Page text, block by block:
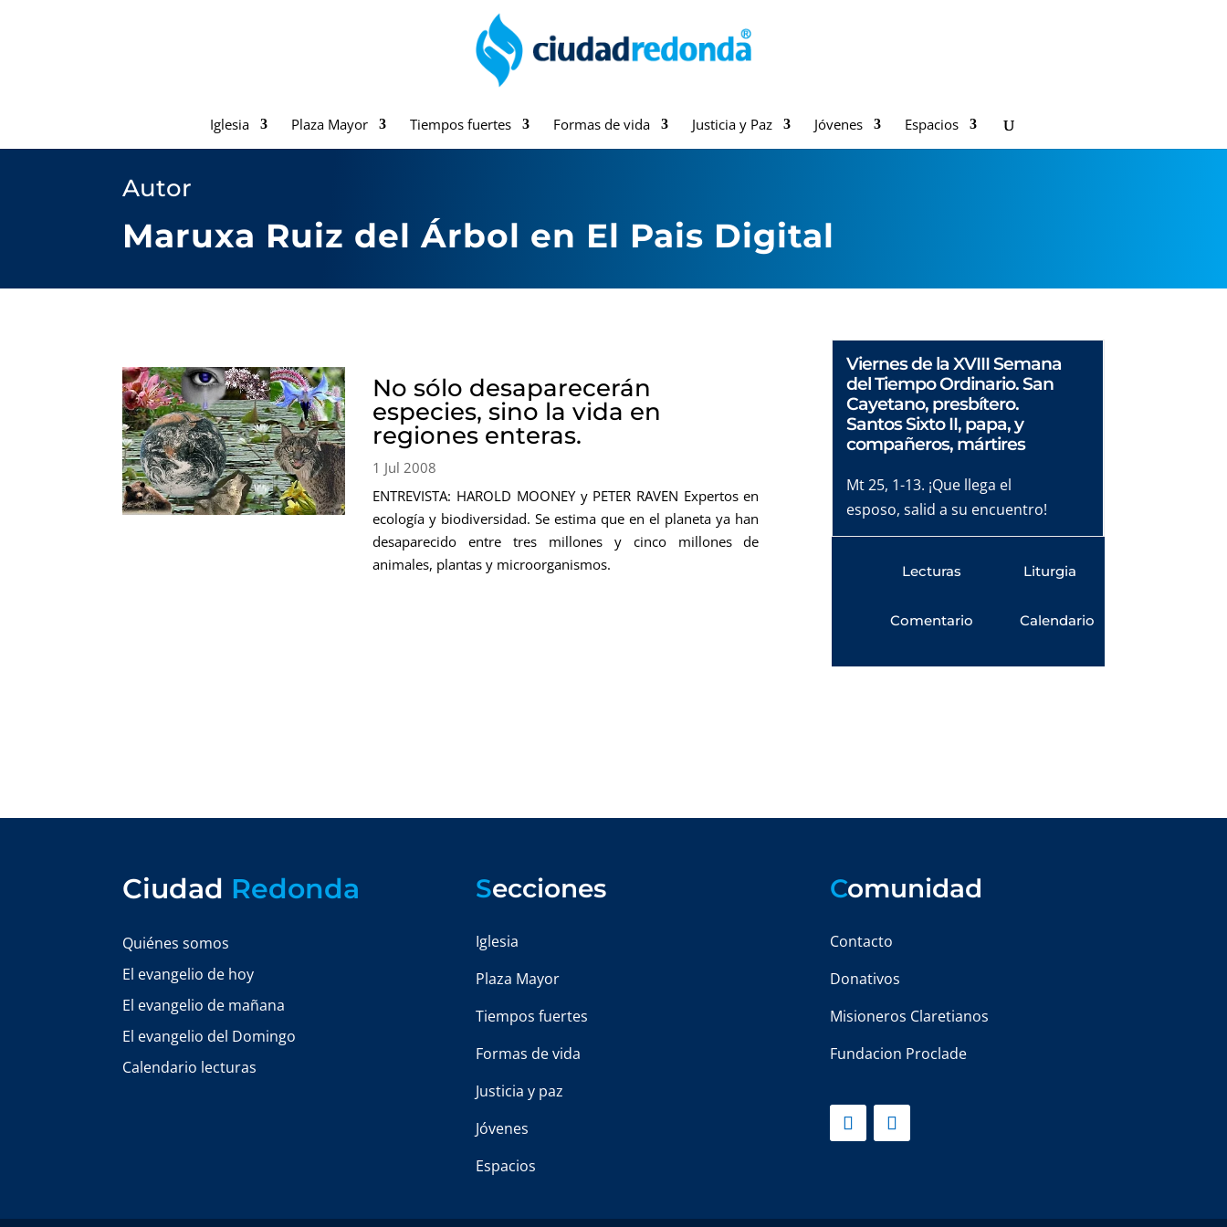
Iglesia Plaza Mayor Tiempos fuertes Formas de vida Justicia y Paz Jóvenes Espacios
Autor
Maruxa Ruiz del Árbol en El Pais Digital
No sólo desaparecerán
especies, sino la vida en
regiones enteras.
1 Jul 2008
ENTREVISTA: HAROLD MOONEY y PETER RAVEN Expertos en
ecología y biodiversidad. Se estima que en el planeta ya han
desaparecido entre tres millones y cinco millones de
animales, plantas y microorganismos.
Viernes de la XVIII Semana
del Tiempo Ordinario. San
Cayetano, presbítero.
Santos Sixto II, papa, y
compañeros, mártires
Mt 25, 1-13. ¡Que llega el
esposo, salid a su encuentro!
Lecturas
Comentario
Liturgia
Calendario
Ciudad Redonda
Quiénes somos
El evangelio de hoy
El evangelio de mañana
El evangelio del Domingo
Calendario lecturas
Secciones
Iglesia
Plaza Mayor
Tiempos fuertes
Formas de vida
Justicia y paz
Jóvenes
Espacios
Comunidad
Contacto
Donativos
Misioneros Claretianos
Fundacion Proclade